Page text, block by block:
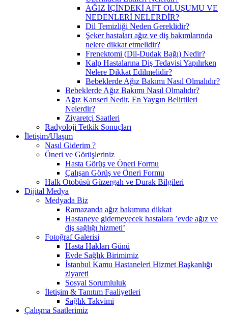
AĞIZ İÇİNDEKİ AFT OLUŞUMU VE
NEDENLERİ NELERDİR?
Dil Temizliği Neden Gereklidir?
Şeker hastaları ağız ve diş bakımlarında
nelere dikkat etmelidir?
Frenektomi (Dil-Dudak Bağı) Nedir?
Kalp Hastalarına Diş Tedavisi Yapılırken
Nelere Dikkat Edilmelidir?
Bebeklerde Ağız Bakımı Nasıl Olmalıdır?
Bebeklerde Ağız Bakımı Nasıl Olmalıdır?
Ağız Kanseri Nedir, En Yaygın Belirtileri
Nelerdir?
Ziyaretçi Saatleri
Radyoloji Tetkik Sonuçları
İletişim/Ulaşım
Nasıl Giderim ?
Öneri ve Görüşleriniz
Hasta Görüş ve Öneri Formu
Çalışan Görüş ve Öneri Formu
Halk Otobüsü Güzergah ve Durak Bilgileri
Dijital Medya
Medyada Biz
Ramazanda ağız bakımına dikkat
Hastaneye gidemeyecek hastalara ’evde ağız ve
diş sağlığı hizmeti’
Fotoğraf Galerisi
Hasta Hakları Günü
Evde Sağlık Birimimiz
İstanbul Kamu Hastaneleri Hizmet Başkanlığı
ziyareti
Sosyal Sorumluluk
İletişim & Tanıtım Faaliyetleri
Sağlık Takvimi
Çalışma Saatlerimiz